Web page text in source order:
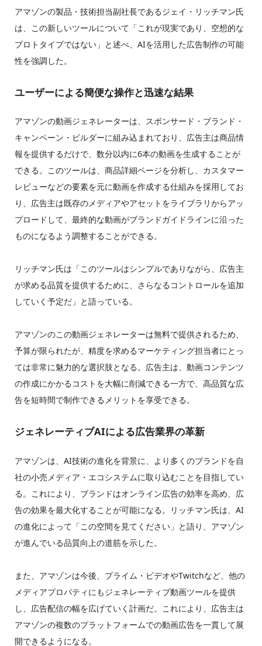
アマゾンの製品・技術担当副社長であるジェイ・リッチマン氏
は、この新しいツールについて「これが現実であり、空想的な
プロトタイプではない」と述べ、AIを活用した広告制作の可能
性を強調した。
ユーザーによる簡便な操作と迅速な結果
アマゾンの動画ジェネレーターは、スポンサード・ブランド・
キャンペーン・ビルダーに組み込まれており、広告主は商品情
報を提供するだけで、数分以内に6本の動画を生成することが
できる。このツールは、商品詳細ページを分析し、カスタマー
レビューなどの要素を元に動画を作成する仕組みを採用してお
り、広告主は既存のメディアやアセットをライブラリからアッ
プロードして、最終的な動画がブランドガイドラインに沿った
ものになるよう調整することができる。
リッチマン氏は「このツールはシンプルでありながら、広告主
が求める品質を提供するために、さらなるコントロールを追加
していく予定だ」と語っている。
アマゾンのこの動画ジェネレーターは無料で提供されるため、
予算が限られたが、精度を求めるマーケティング担当者にとっ
ては非常に魅力的な選択肢となる。広告主は、動画コンテンツ
の作成にかかるコストを大幅に削減できる一方で、高品質な広
告を短時間で制作できるメリットを享受できる。
ジェネレーティブAIによる広告業界の革新
アマゾンは、AI技術の進化を背景に、より多くのブランドを自
社の小売メディア・エコシステムに取り込むことを目指してい
る。これにより、ブランドはオンライン広告の効率を高め、広
告の効果を最大化することが可能になる。リッチマン氏は、AI
の進化によって「この空間を見てください」と語り、アマゾン
が進んでいる品質向上の道筋を示した。
また、アマゾンは今後、プライム・ビデオやTwitchなど、他の
メディアプロパティにもジェネレーティブ動画ツールを提供
し、広告配信の幅を広げていく計画だ。これにより、広告主は
アマゾンの複数のプラットフォームでの動画広告を一貫して展
開できるようになる。